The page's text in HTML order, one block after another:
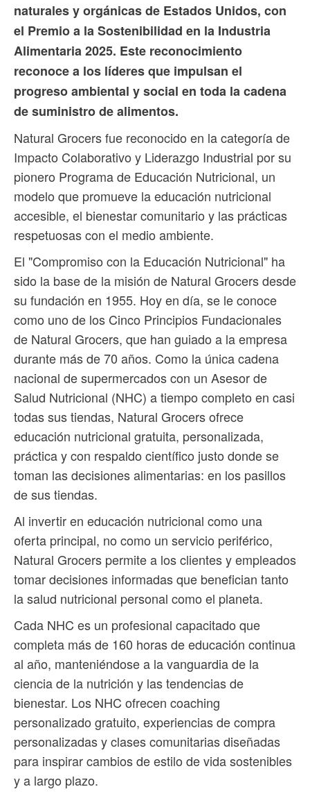
naturales y orgánicas de Estados Unidos, con
el Premio a la Sostenibilidad en la Industria
Alimentaria 2025. Este reconocimiento
reconoce a los líderes que impulsan el
progreso ambiental y social en toda la cadena
de suministro de alimentos.
Natural Grocers fue reconocido en la categoría de
Impacto Colaborativo y Liderazgo Industrial por su
pionero Programa de Educación Nutricional, un
modelo que promueve la educación nutricional
accesible, el bienestar comunitario y las prácticas
respetuosas con el medio ambiente.
El "Compromiso con la Educación Nutricional" ha
sido la base de la misión de Natural Grocers desde
su fundación en 1955. Hoy en día, se le conoce
como uno de los Cinco Principios Fundacionales
de Natural Grocers, que han guiado a la empresa
durante más de 70 años. Como la única cadena
nacional de supermercados con un Asesor de
Salud Nutricional (NHC) a tiempo completo en casi
todas sus tiendas, Natural Grocers ofrece
educación nutricional gratuita, personalizada,
práctica y con respaldo científico justo donde se
toman las decisiones alimentarias: en los pasillos
de sus tiendas.
Al invertir en educación nutricional como una
oferta principal, no como un servicio periférico,
Natural Grocers permite a los clientes y empleados
tomar decisiones informadas que benefician tanto
la salud nutricional personal como el planeta.
Cada NHC es un profesional capacitado que
completa más de 160 horas de educación continua
al año, manteniéndose a la vanguardia de la
ciencia de la nutrición y las tendencias de
bienestar. Los NHC ofrecen coaching
personalizado gratuito, experiencias de compra
personalizadas y clases comunitarias diseñadas
para inspirar cambios de estilo de vida sostenibles
y a largo plazo.